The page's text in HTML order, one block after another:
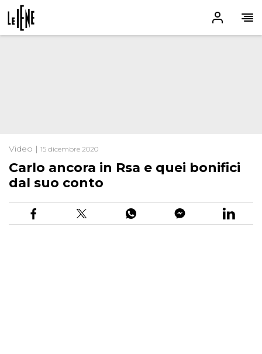
Video | 15 dicembre 2020
Carlo ancora in Rsa e quei bonifici
dal suo conto